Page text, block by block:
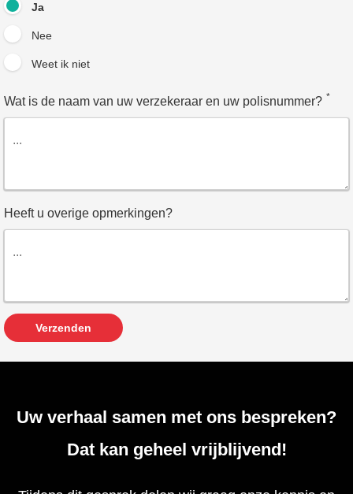
Ja
Nee
Weet ik niet
Wat is de naam van uw verzekeraar en uw polisnummer? *
Heeft u overige opmerkingen?
Verzenden
Uw verhaal samen met ons bespreken?
Dat kan geheel vrijblijvend!